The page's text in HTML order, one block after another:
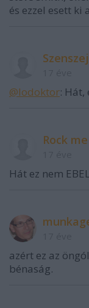
és ezzel esett ki
Szenszej
@lodoktor: Hát,
Rock
Hát ez nem
azért ez az
bénaság.